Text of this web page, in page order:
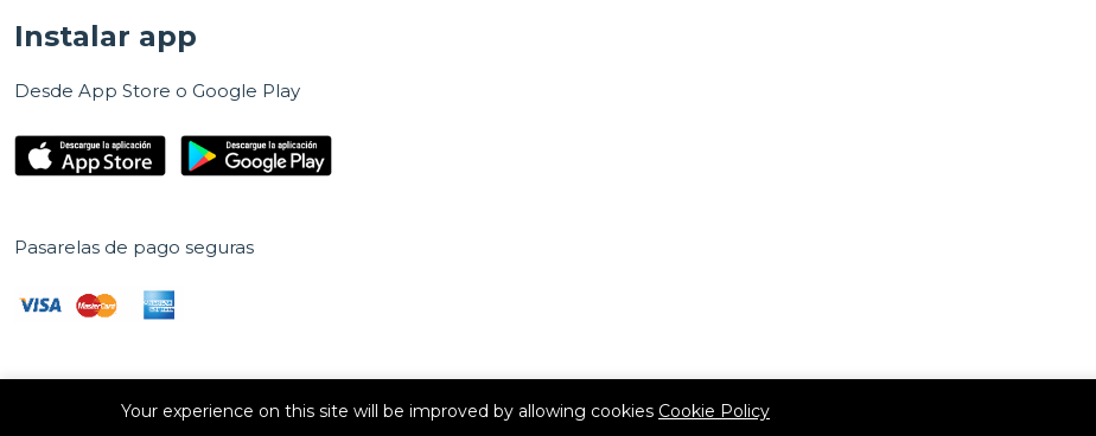
Instalar app
Desde App Store o Google Play
Pasarelas de pago seguras
Your experience on this site will be improved by allowing cookies Cookie Policy